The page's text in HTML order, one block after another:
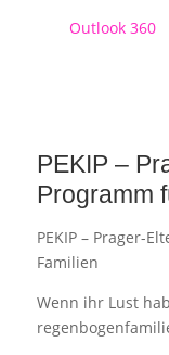
Outlook 360
PEKIP –
Programm
PEKIP – Prager-
Familien
Wenn ihr Lust